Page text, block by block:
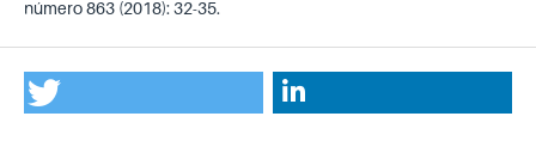
número 863 (2018): 32-35.